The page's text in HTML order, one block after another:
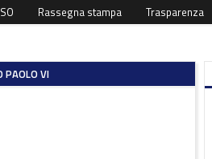
Rassegna stampa Trasparenza
PAOLO VI